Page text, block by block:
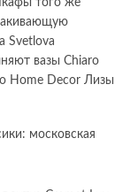
того же
Svetlova
вазы Chiaro
Home Decor Лизы